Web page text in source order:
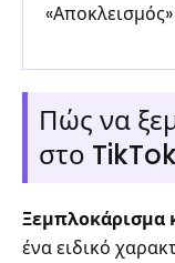
Πώς να
στο
Ξεμπλοκάρισμα
ένα ειδικό